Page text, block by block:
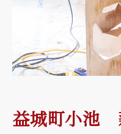
益城町小池